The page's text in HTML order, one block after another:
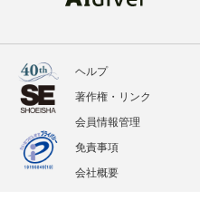
ヘルプ
著作権・リンク
会員情報管理
免責事項
会社概要